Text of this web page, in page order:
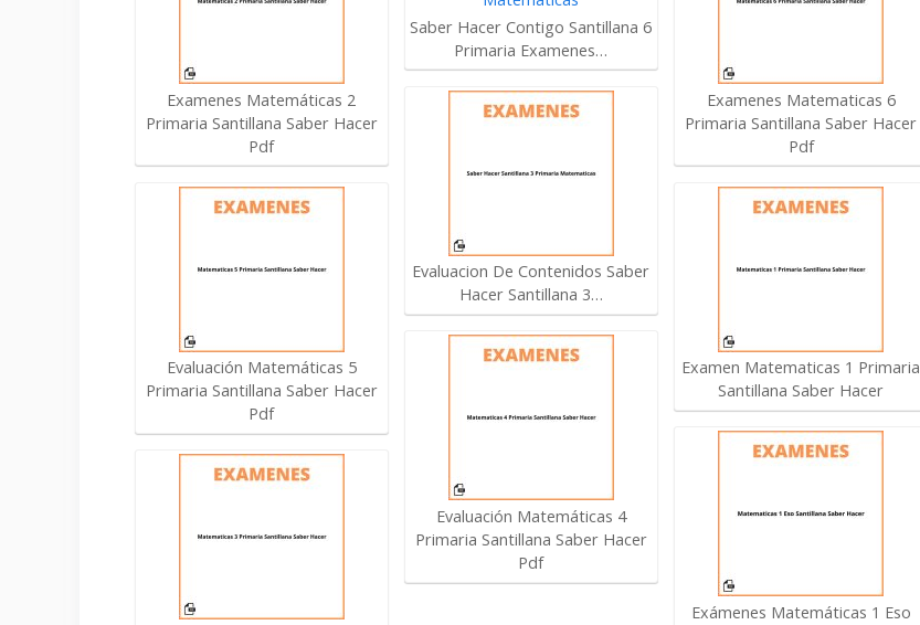
Examenes Matemáticas 2
Primaria Santillana Saber Hacer
Pdf
Evaluación Matemáticas 5
Primaria Santillana Saber Hacer
Pdf
Saber Hacer Contigo Santillana 6
Primaria Examenes…
Evaluacion De Contenidos Saber
Hacer Santillana 3…
Evaluación Matemáticas 4
Primaria Santillana Saber Hacer
Pdf
Examenes Matematicas 6
Primaria Santillana Saber Hacer
Pdf
Examen Matematicas 1 Primaria
Santillana Saber Hacer
Exámenes Matemáticas 1 Eso